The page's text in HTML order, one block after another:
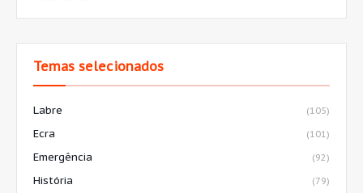
Temas selecionados
Labre (105)
Ecra (101)
Emergência (92)
História (79)